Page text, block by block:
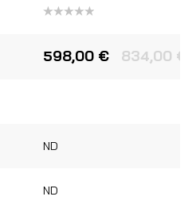
5
834,00 €
598,00 €
ND
ND